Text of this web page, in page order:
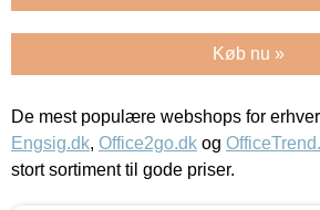
Køb nu »
De mest populære webshops for
Engsig.dk, Office2go.dk og
stort sortiment til gode priser.